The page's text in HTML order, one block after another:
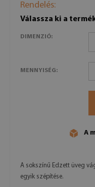
Rendelés:
Válassza ki a
DIMENZIÓ:
MENNYISÉG:
A
A sokszínű Edzett üveg
egyik szépítése.